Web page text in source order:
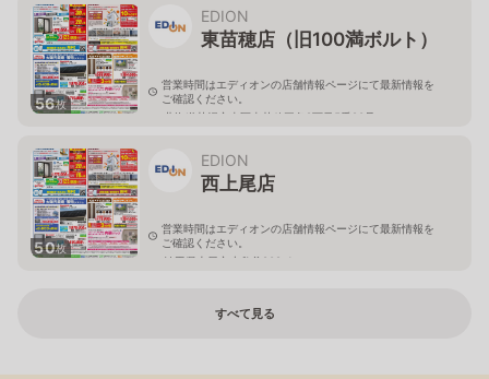
56枚
EDION
東苗穂店（旧100満ボルト）
営業時間はエディオンの店舗情報ページにて最新情報を
ご確認ください。
北海道札幌市東区東苗穂三条2丁目5番20号
50枚
EDION
西上尾店
営業時間はエディオンの店舗情報ページにて最新情報を
ご確認ください。
埼玉県上尾市小敷谷809-1
すべて見る